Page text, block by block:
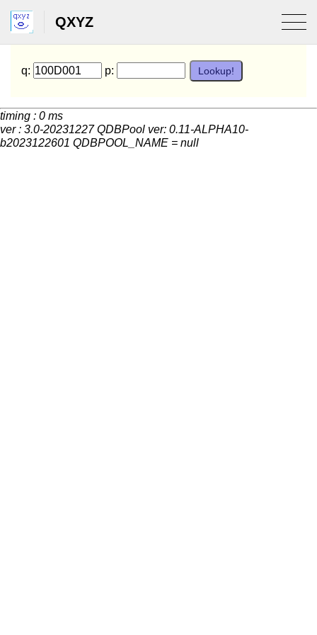
QXYZ
q: p:
timing : 0 ms
ver : 3.0-20231227 QDBPool ver: 0.11-ALPHA10-
b2023122601 QDBPOOL_NAME = null